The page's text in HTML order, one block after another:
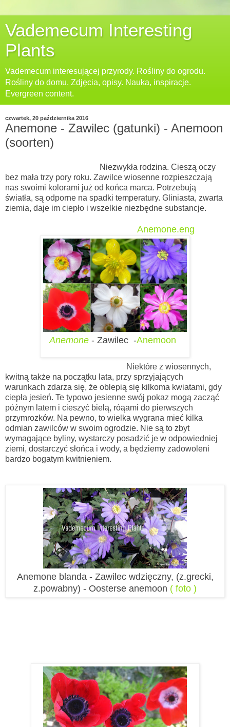
Vademecum Interesting
Plants
Vademecum interesującej przyrody. Rośliny do ogrodu.
Rośliny do domu. Zdjęcia, opisy. Nauka, inspiracje.
Evergreen content.
czwartek, 20 października 2016
Anemone - Zawilec (gatunki) - Anemoon
(soorten)
Niezwykła rodzina. Cieszą oczy
bez mała trzy pory roku. Zawilce wiosenne rozpieszczają
nas swoimi kolorami już od końca marca. Potrzebują
światła, są odporne na spadki temperatury. Gliniasta, zwarta
ziemia, daje im ciepło i wszelkie niezbędne substancje.
Anemone.eng
Anemone - Zawilec -Anemoon
Niektóre z wiosennych,
kwitną także na początku lata, przy sprzyjających
warunkach zdarza się, że oblepią się kilkoma kwiatami, gdy
ciepła jesień. Te typowo jesienne swój pokaz mogą zacząć
późnym latem i cieszyć bielą, róąami do pierwszych
przymrozków. Na pewno, to wielka wygrana mieć kilka
odmian zawilców w swoim ogrodzie. Nie są to zbyt
wymagające byliny, wystarczy posadzić je w odpowiedniej
ziemi, dostarczyć słońca i wody, a będziemy zadowoleni
bardzo bogatym kwitnieniem.
Anemone blanda - Zawilec wdzięczny, (z.grecki,
z.powabny) - Oosterse anemoon ( foto )